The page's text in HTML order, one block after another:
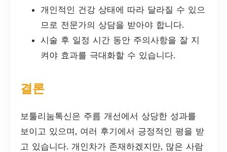
개인적인 건강 상태에 따라 달라질 수 있으
므로 전문가의 상담을 받아야 합니다.
시술 후 일정 시간 동안 주의사항을 잘 지
켜야 효과를 극대화할 수 있습니다.
결론
보툴리눔톡신은 주름 개선에서 상당한 성과를
보이고 있으며, 여러 후기에서 긍정적인 평을 받
고 있습니다. 개인차가 존재하겠지만, 많은 사람